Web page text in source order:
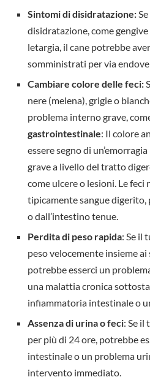
Sintomi di disidratazione:
disidratazione, come gengive
letargia, il cane potrebbe
somministrati per via
Cambiare colore delle feci:
nere (melena), grigie o
problema interno grave,
gastrointestinale: Il colore
essere segno di
grave a livello del tratto
come ulcere o lesioni. Le
tipicamente sangue
o dall’intestino tenue.
Perdita di peso rapida: Se il
peso velocemente insieme
potrebbe esserci un
una malattia cronica
infiammatoria intestinale o
Assenza di urina o feci: Se il
per più di 24 ore, potrebbe
intestinale o un problema
intervento immediato.